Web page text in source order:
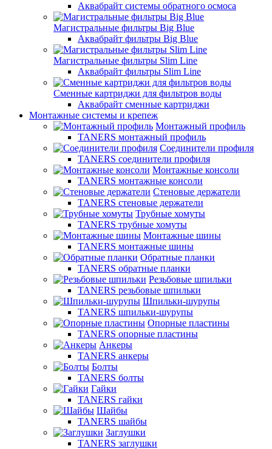
Аквабрайт системы обратного осмоса
Магистральные фильтры Big Blue
Аквабрайт фильтры Big Blue
Магистральные фильтры Slim Line
Аквабрайт фильтры Slim Line
Сменные картриджи для фильтров воды
Аквабрайт сменные картриджи
Монтажные системы и крепеж
Монтажный профиль
TANERS монтажный профиль
Соединители профиля
TANERS соединители профиля
Монтажные консоли
TANERS монтажные консоли
Стеновые держатели
TANERS стеновые держатели
Трубные хомуты
TANERS трубные хомуты
Монтажные шины
TANERS монтажные шины
Обратные планки
TANERS обратные планки
Резьбовые шпильки
TANERS резьбовые шпильки
Шпильки-шурупы
TANERS шпильки-шурупы
Опорные пластины
TANERS опорные пластины
Анкеры
TANERS анкеры
Болты
TANERS болты
Гайки
TANERS гайки
Шайбы
TANERS шайбы
Заглушки
TANERS заглушки